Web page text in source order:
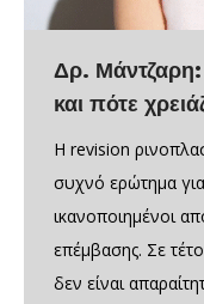
Δρ.
και πότε
Η revision
συχνό ερώτημα
ικανοποιημένοι
επέμβασης. Σε
δεν είναι